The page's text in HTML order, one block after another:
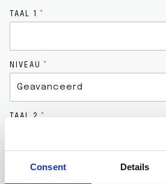
Consent Details
TAAL 1
NIVEAU
TAAL 2
NIVEAU